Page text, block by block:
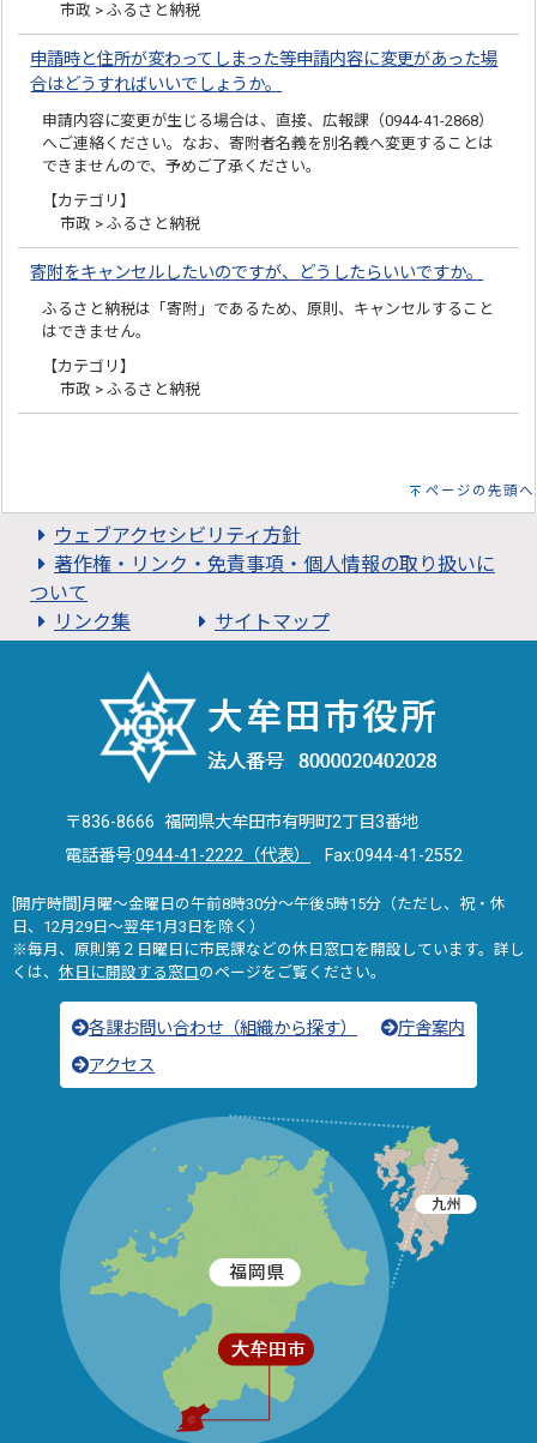
市政 > ふるさと納税
申請時と住所が変わってしまった等申請内容に変更があった場
合はどうすればいいでしょうか。
申請内容に変更が生じる場合は、直接、広報課（0944-41-2868）
へご連絡ください。なお、寄附者名義を別名義へ変更することは
できませんので、予めご了承ください。
【カテゴリ】
市政 > ふるさと納税
寄附をキャンセルしたいのですが、どうしたらいいですか。
ふるさと納税は「寄附」であるため、原則、キャンセルすること
はできません。
【カテゴリ】
市政 > ふるさと納税
ページの先頭へ
ウェブアクセシビリティ方針
著作権・リンク・免責事項・個人情報の取り扱いに
ついて
リンク集
サイトマップ
〒836-8666 福岡県大牟田市有明町2丁目3番地
電話番号:0944-41-2222（代表） Fax:0944-41-2552
[開庁時間]月曜～金曜日の午前8時30分～午後5時15分（ただし、祝・休
日、12月29日～翌年1月3日を除く）
※毎月、原則第２日曜日に市民課などの休日窓口を開設しています。詳し
くは、 休日に開設する窓口のページをご覧ください。
各課お問い合わせ（組織から探す）
庁舎案内
アクセス